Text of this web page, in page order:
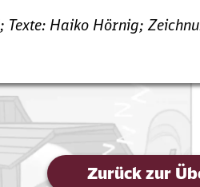
Texte: Haiko Hörnig;
Zurück zur